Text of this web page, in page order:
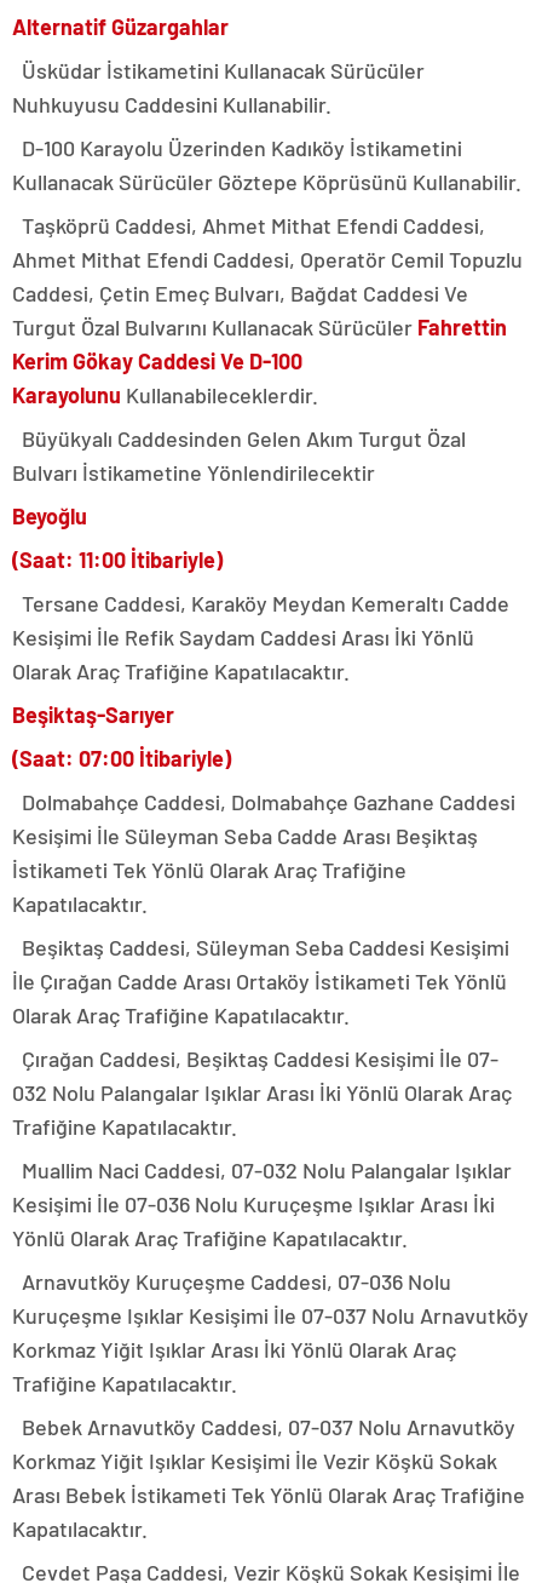
Alternatif Güzargahlar
Üsküdar İstikametini Kullanacak Sürücüler
Nuhkuyusu Caddesini Kullanabilir.
D-100 Karayolu Üzerinden Kadıköy İstikametini
Kullanacak Sürücüler Göztepe Köprüsünü Kullanabilir.
Taşköprü Caddesi, Ahmet Mithat Efendi Caddesi,
Ahmet Mithat Efendi Caddesi, Operatör Cemil Topuzlu
Caddesi, Çetin Emeç Bulvarı, Bağdat Caddesi Ve
Turgut Özal Bulvarını Kullanacak Sürücüler Fahrettin
Kerim Gökay Caddesi Ve D-100
Karayolunu Kullanabileceklerdir.
Büyükyalı Caddesinden Gelen Akım Turgut Özal
Bulvarı İstikametine Yönlendirilecektir
Beyoğlu
(Saat: 11:00 İtibariyle)
Tersane Caddesi, Karaköy Meydan Kemeraltı Cadde
Kesişimi İle Refik Saydam Caddesi Arası İki Yönlü
Olarak Araç Trafiğine Kapatılacaktır.
Beşiktaş-Sarıyer
(Saat: 07:00 İtibariyle)
Dolmabahçe Caddesi, Dolmabahçe Gazhane Caddesi
Kesişimi İle Süleyman Seba Cadde Arası Beşiktaş
İstikameti Tek Yönlü Olarak Araç Trafiğine
Kapatılacaktır.
Beşiktaş Caddesi, Süleyman Seba Caddesi Kesişimi
İle Çırağan Cadde Arası Ortaköy İstikameti Tek Yönlü
Olarak Araç Trafiğine Kapatılacaktır.
Çırağan Caddesi, Beşiktaş Caddesi Kesişimi İle 07-
032 Nolu Palangalar Işıklar Arası İki Yönlü Olarak Araç
Trafiğine Kapatılacaktır.
Muallim Naci Caddesi, 07-032 Nolu Palangalar Işıklar
Kesişimi İle 07-036 Nolu Kuruçeşme Işıklar Arası İki
Yönlü Olarak Araç Trafiğine Kapatılacaktır.
Arnavutköy Kuruçeşme Caddesi, 07-036 Nolu
Kuruçeşme Işıklar Kesişimi İle 07-037 Nolu Arnavutköy
Korkmaz Yiğit Işıklar Arası İki Yönlü Olarak Araç
Trafiğine Kapatılacaktır.
Bebek Arnavutköy Caddesi, 07-037 Nolu Arnavutköy
Korkmaz Yiğit Işıklar Kesişimi İle Vezir Köşkü Sokak
Arası Bebek İstikameti Tek Yönlü Olarak Araç Trafiğine
Kapatılacaktır.
Cevdet Paşa Caddesi, Vezir Köşkü Sokak Kesişimi İle